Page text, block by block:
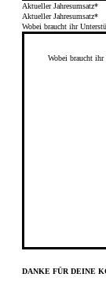
Aktueller Jahresumsatz*
Aktueller Jahresumsatz*
Wobei braucht ihr
DANKE FÜR DEINE